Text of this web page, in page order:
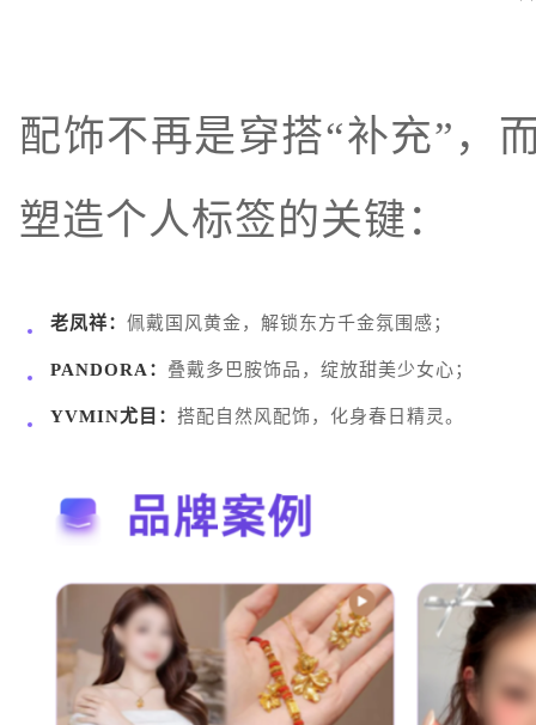
配饰不再是穿搭“补充”，
塑造个人标签的关键：
老凤祥： 佩戴国风黄金，解锁东方千金氛围感；
PANDORA： 叠戴多巴胺饰品，绽放甜美少女心；
YVMIN尤目： 搭配自然风配饰，化身春日精灵。